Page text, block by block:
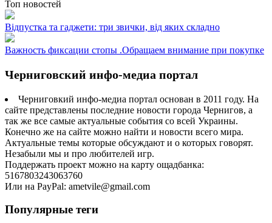
Топ новостей
Відпустка та гаджети: три звички, від яких складно
Важность фиксации стопы .Обращаем внимание при покупке
Черниговский инфо-медиа портал
Черниговкий инфо-медиа портал основан в 2011 году. На
сайте представлены последние новости города Чернигов, а
так же все самые актуальные события со всей Украины.
Конечно же на сайте можно найти и новости всего мира.
Актуальные темы которые обсуждают и о которых говорят.
Незабыли мы и про любителей игр.
Поддержать проект можно на карту ощадбанка:
5167803243063760
Или на PayPal: ametvile@gmail.com
Популярные теги